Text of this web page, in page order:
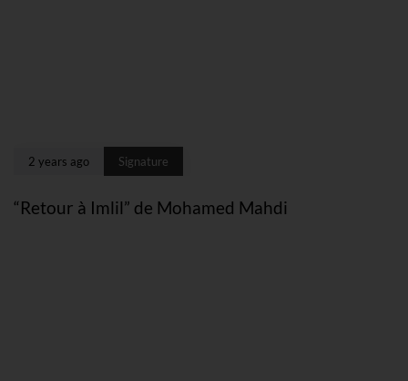
2 years ago Signature
“Retour à Imlil” de Mohamed Mahdi